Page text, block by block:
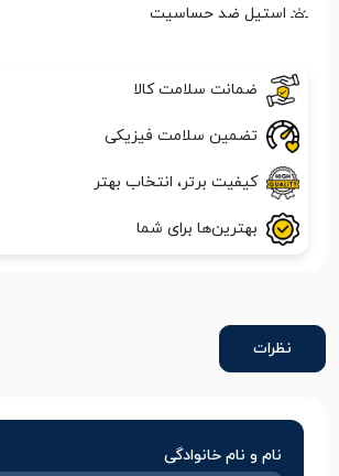
استیل ضد حساسیت
ضمانت سلامت کالا
تضمین سلامت فیزیکی
کیفیت برتر، انتخاب بهتر
بهترین‌ها برای شما
نظرات
نام و نام خانوادگی